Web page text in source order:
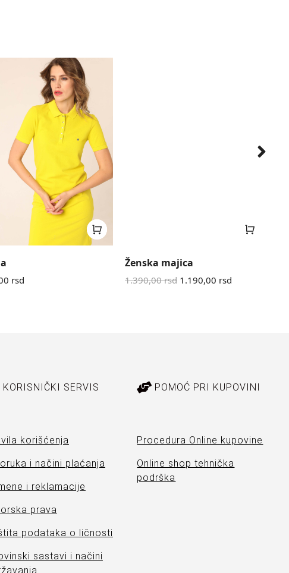
rsd
Ženska majica
1.390,00rsd 1.190,00 rsd
KORISNIČKI SERVIS
korišćenja
i načini plaćanja
i reklamacije
prava
podataka o ličnosti
sastavi i načini
POMOĆ PRI KUPOVINI
Procedura Online kupovine
Online shop tehnička
podrška